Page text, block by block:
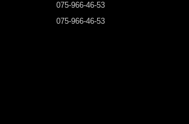
075-966-46-53
075-966-46-53